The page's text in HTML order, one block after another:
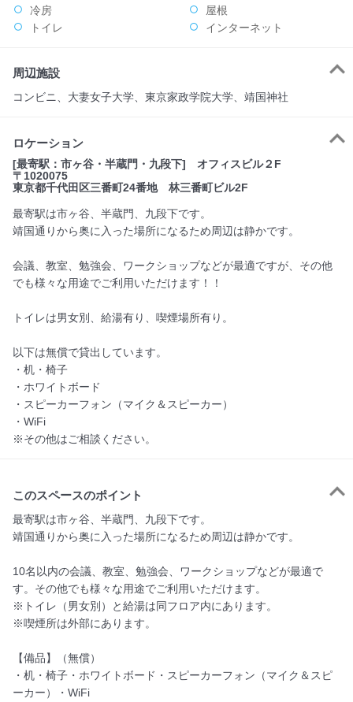
冷房
屋根
トイレ
インターネット
周辺施設
コンビニ、大妻女子大学、東京家政学院大学、靖国神社
ロケーション
[最寄駅：市ヶ谷・半蔵門・九段下] オフィスビル２F
〒1020075
東京都千代田区三番町24番地 林三番町ビル2F
最寄駅は市ヶ谷、半蔵門、九段下です。
靖国通りから奥に入った場所になるため周辺は静かです。
会議、教室、勉強会、ワークショップなどが最適ですが、その他
でも様々な用途でご利用いただけます！！
トイレは男女別、給湯有り、喫煙場所有り。
以下は無償で貸出しています。
・机・椅子
・ホワイトボード
・スピーカーフォン（マイク＆スピーカー）
・WiFi
※その他はご相談ください。
このスペースのポイント
最寄駅は市ヶ谷、半蔵門、九段下です。
靖国通りから奥に入った場所になるため周辺は静かです。
10名以内の会議、教室、勉強会、ワークショップなどが最適で
す。その他でも様々な用途でご利用いただけます。
※トイレ（男女別）と給湯は同フロア内にあります。
※喫煙所は外部にあります。
【備品】（無償）
・机・椅子・ホワイトボード・スピーカーフォン（マイク＆スピ
ーカー）・WiFi